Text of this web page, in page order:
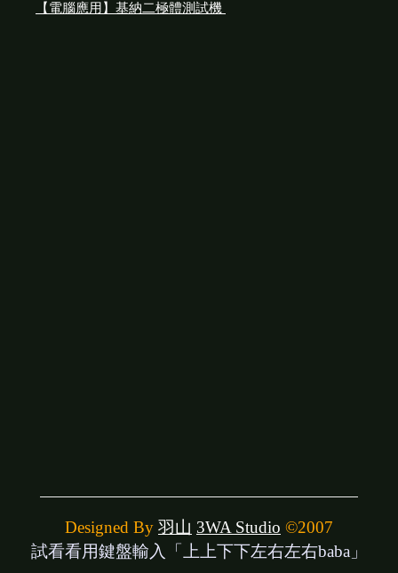
【電腦應用】基納二極體測試機
Designed By 羽山 3WA Studio ©2007
試看看用鍵盤輸入「上上下下左右左右baba」